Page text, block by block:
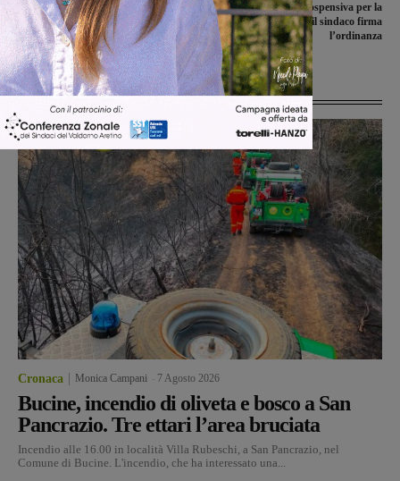
Gestione dello stadio comunale,
Montevarchi Alternativa chiede una
modifica dei regolamenti
Venti giorni di sospensiva per la
discoteca Farenight, il sindaco firma
l’ordinanza
Ultime Notizie
Cronaca Monica Campani 7 Agosto 2026
Bucine, incendio di oliveta e bosco a San
Pancrazio. Tre ettari l’area bruciata
Incendio alle 16.00 in località Villa Rubeschi, a San Pancrazio, nel
Comune di Bucine. L'incendio, che ha interessato una...